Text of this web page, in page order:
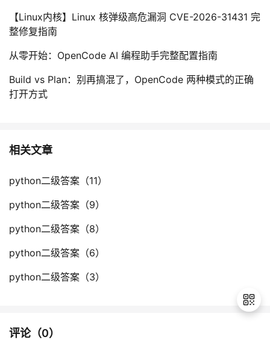
【Linux内核】Linux 核弹级高危漏洞 CVE-2026-31431 完
整修复指南
从零开始：OpenCode AI 编程助手完整配置指南
Build vs Plan：别再搞混了，OpenCode 两种模式的正确
打开方式
相关文章
python二级答案（11）
python二级答案（9）
python二级答案（8）
python二级答案（6）
python二级答案（3）
评论（0）